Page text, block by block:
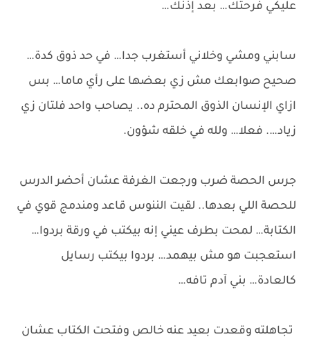
عليكي فرحتك… بعد إذنك…
سابني ومشي وخلاني أستغرب جدا… في حد ذوق كدة…
صحيح صوابعك مش زي بعضها على رأي ماما… بس
ازاي الإنسان الذوق المحترم ده.. يصاحب واحد فلتان زي
زياد…. فعلا… ولله في خلقه شؤون.
جرس الحصة ضرب ورجعت الغرفة عشان أحضر الدرس
للحصة اللي بعدها.. لقيت الننوس قاعد ومندمج قوي في
الكتابة… لمحت بطرف عيني إنه بيكتب في ورقة بردوا…
استعجبت هو مش بيهمد… بردوا بيكتب رسايل
كالعادة… بني آدم تافه…
تجاهلته وقعدت بعيد عنه خالص وفتحت الكتاب عشان